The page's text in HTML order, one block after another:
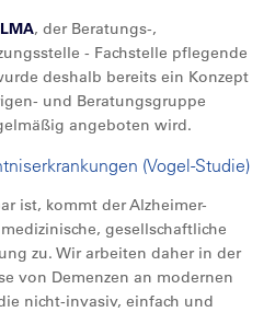
, der Beratungs-,
- Fachstelle pflegende
deshalb bereits ein Konzept
und Beratungsgruppe
angeboten wird.
(Vogel-Studie)
ist, kommt der Alzheimer-
gesellschaftliche
zu. Wir arbeiten daher in der
von Demenzen an modernen
nicht-invasiv, einfach und